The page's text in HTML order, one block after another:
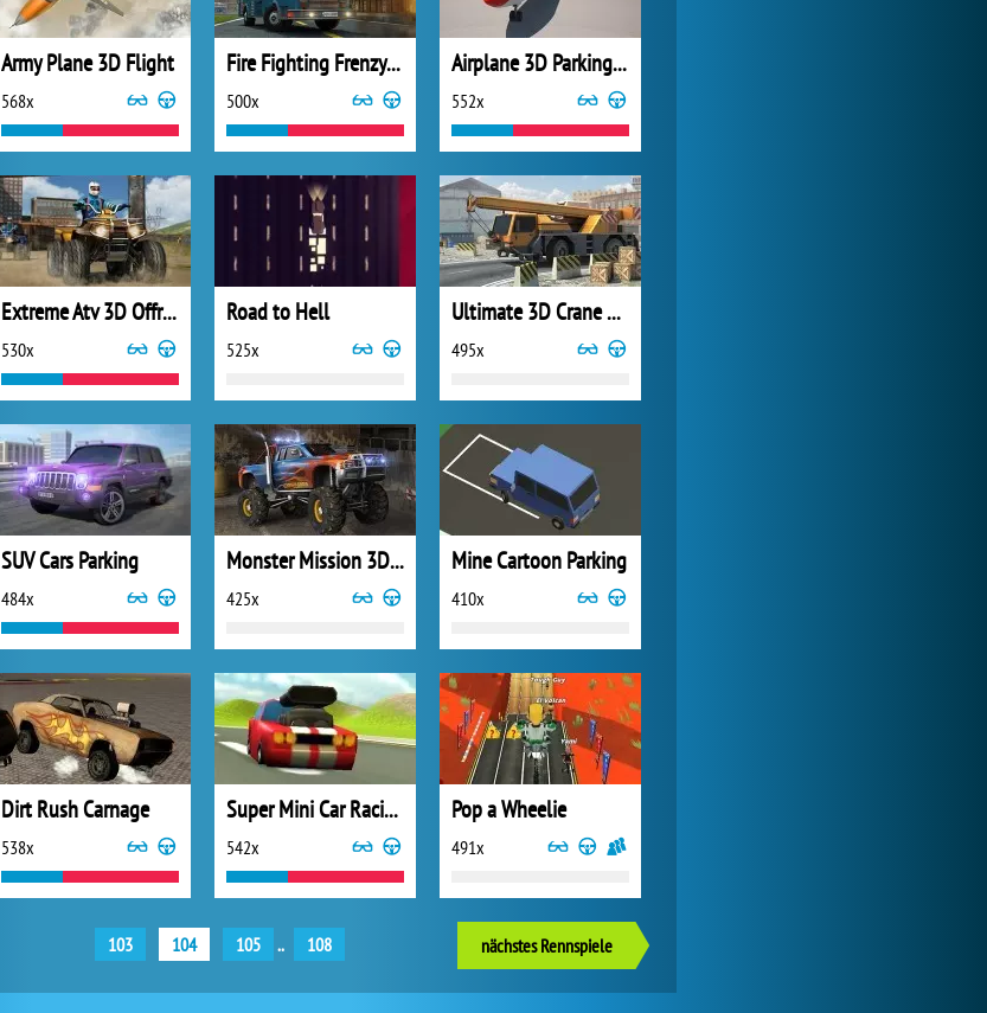
Army Plane 3D Flight
568x
Fire Fighting Frenzy Parking
500x
Airplane 3D Parking Simulator
552x
Extreme Atv 3D Offroad Race
530x
Road to Hell
525x
Ultimate 3D Crane Simulator
495x
SUV Cars Parking
484x
Monster Mission 3D Parking
425x
Mine Cartoon Parking
410x
Dirt Rush Carnage
538x
Super Mini Car Racing
542x
Pop a Wheelie
491x
103 104 105 .. 108 nächstes Rennspiele
World of Tanks